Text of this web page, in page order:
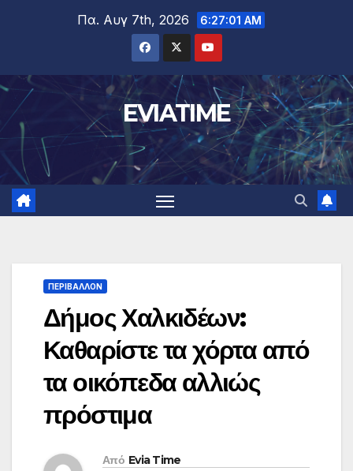
Πα. Αυγ 7th, 2026 6:27:02 AM
EVIATIME
ΠΕΡΙΒΑΛΛΟΝ
Δήμος Χαλκιδέων:
Καθαρίστε τα χόρτα από
τα οικόπεδα αλλιώς
πρόστιμα
Από Evia Time